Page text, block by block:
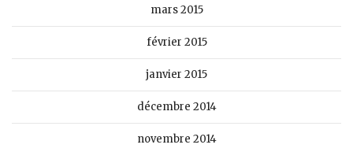
mars 2015
février 2015
janvier 2015
décembre 2014
novembre 2014